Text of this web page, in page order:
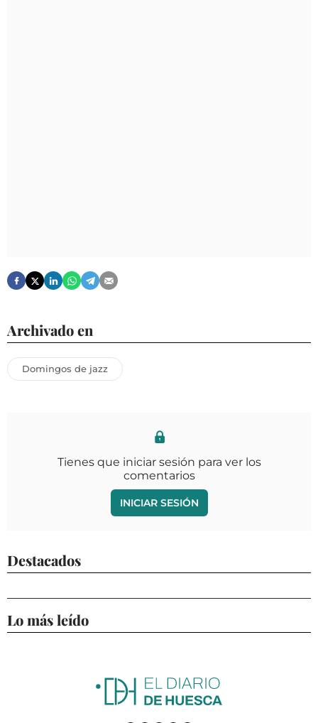
Archivado en
Domingos de jazz
Tienes que iniciar sesión para ver los
comentarios
INICIAR SESIÓN
Destacados
Lo más leído